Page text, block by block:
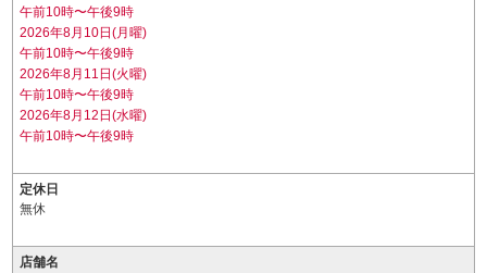
午前10時〜午後9時
2026年8月10日(月曜)
午前10時〜午後9時
2026年8月11日(火曜)
午前10時〜午後9時
2026年8月12日(水曜)
午前10時〜午後9時
定休日
無休
店舗名